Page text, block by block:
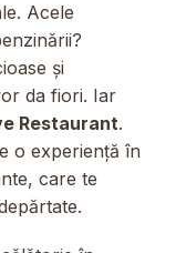
Acele
și
da fiori. Iar
Restaurant.
o experiență în
care te